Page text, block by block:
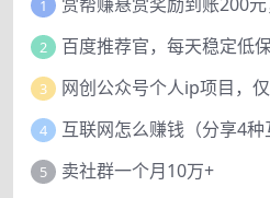
1
2 百度推荐官，每天稳定低
3
4 互联网怎么赚钱（分享4种
5 卖社群一个月10万+